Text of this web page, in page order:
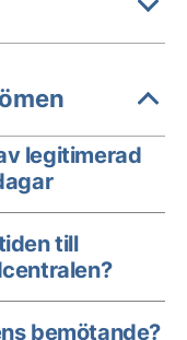
legitimerad
till
bemötande?